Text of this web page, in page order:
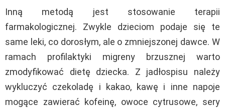
Inną metodą jest stosowanie terapii
farmakologicznej. Zwykle dzieciom podaje się te
same leki, co dorosłym, ale o zmniejszonej dawce. W
ramach profilaktyki migreny brzusznej warto
zmodyfikować dietę dziecka. Z jadłospisu należy
wykluczyć czekoladę i kakao, kawę i inne napoje
mogące zawierać kofeinę, owoce cytrusowe, sery